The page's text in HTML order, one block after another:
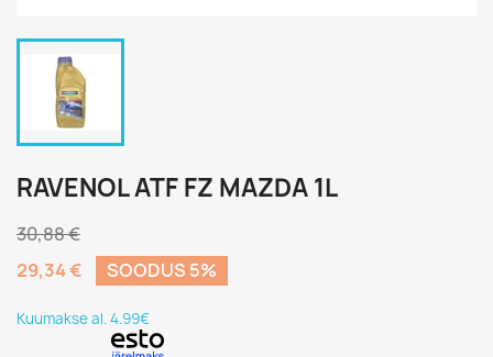
RAVENOL ATF FZ MAZDA 1L
30,88 €
29,34 €
SOODUS 5%
Kuumakse al. 4.99€